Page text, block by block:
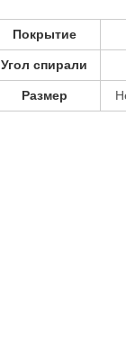
Покрытие
Угол спирали
Размер